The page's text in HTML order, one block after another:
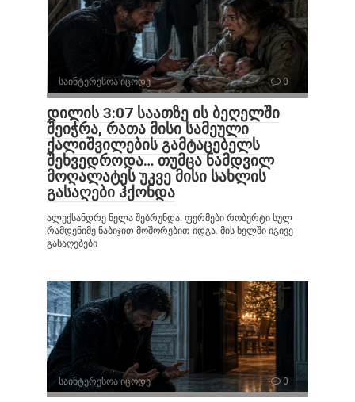
საინტერესოა იცოდე 0
დილის 3:07 საათზე ის ბეღელში
შეიჭრა, რათა მისი სამეული
ქალიშვილების გამტაცებელს
შეხვედროდა… თუმცა ნამდვილ
მოღალატეს უკვე მისი სახლის
გასაღები ჰქონდა
ალექსანდრე ნელა შებრუნდა. ფერმები რობერტი სულ
რამდენიმე ნაბიჯით მოშორებით იდგა. მის ხელში იგივე
გასაღებები
საინტერესოა იცოდე 0